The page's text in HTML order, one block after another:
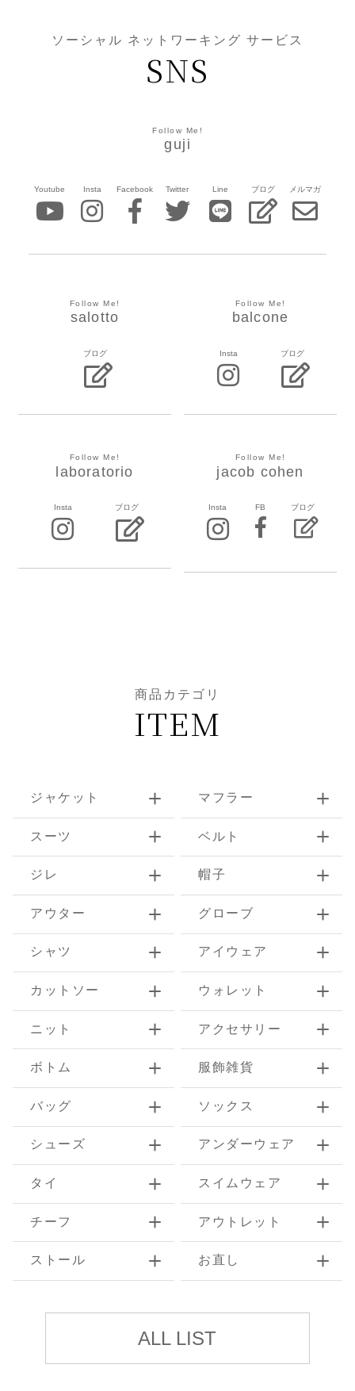
ソーシャル ネットワーキング サービス
SNS
Follow Me!
guji
Youtube Insta Facebook Twitter Line ブログ メルマガ
Follow Me!
salotto
ブログ
Follow Me!
balcone
Insta ブログ
Follow Me!
laboratorio
Insta ブログ
Follow Me!
jacob cohen
Insta FB ブログ